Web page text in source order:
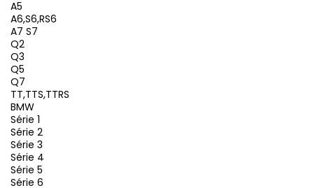
A5
A6,S6,RS6
A7 S7
Q2
Q3
Q5
Q7
TT,TTS,TTRS
BMW
Série 1
Série 2
Série 3
Série 4
Série 5
Série 6